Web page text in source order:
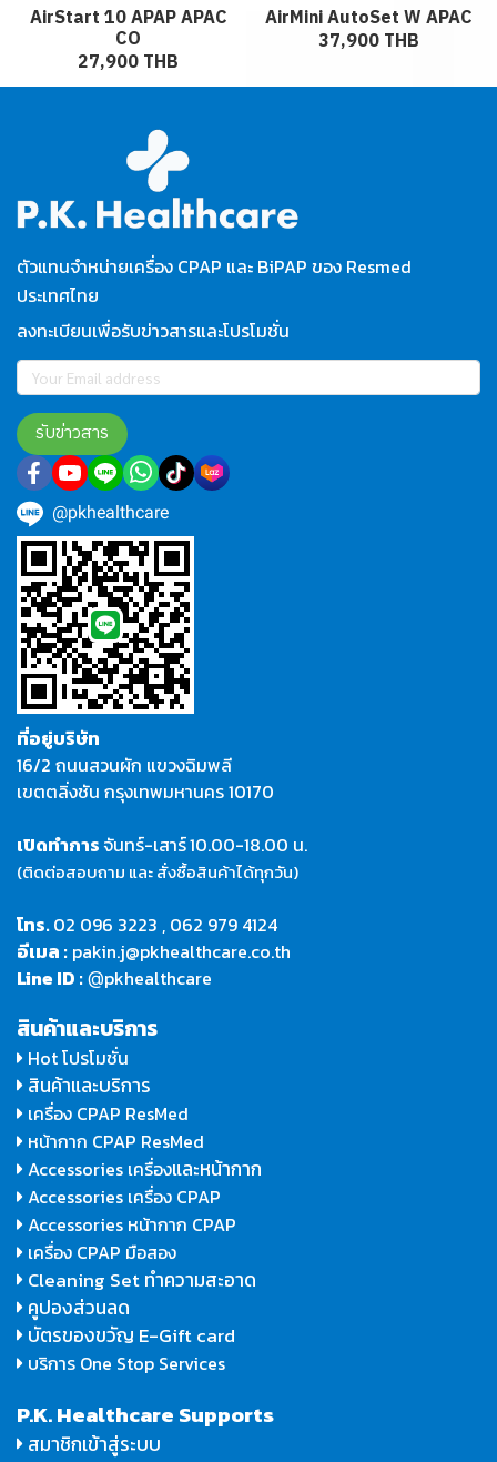
AirStart 10 APAP APAC
CO
27,900 THB
AirMini AutoSet W APAC
37,900 THB
ตัวแทนจำหน่ายเครื่อง CPAP และ BiPAP ของ Resmed
ประเทศไทย
ลงทะเบียนเพื่อรับข่าวสารและโปรโมชั่น
รับข่าวสาร
@pkhealthcare
ที่อยู่บริษัท
16/2 ถนนสวนผัก แขวงฉิมพลี
เขตตลิ่งชัน กรุงเทพมหานคร 10170
เปิดทำการจันทร์-เสาร์10.00-18.00 น.
(ติดต่อสอบถาม และ สั่งซื้อสินค้าได้ทุกวัน)
โทร.02 096 3223 , 062 979 4124
อีเมล : pakin.j@pkhealthcare.co.th
Line ID : @pkhealthcare
สินค้าและบริการ
Hot โปรโมชั่น
สินค้าและบริการ
เครื่อง CPAP ResMed
หน้ากาก CPAP ResMed
Accessories เครื่องและหน้ากาก
Accessories เครื่อง CPAP
Accessories หน้ากาก CPAP
เครื่อง CPAP มือสอง
Cleaning Set ทำความสะอาด
คูปองส่วนลด
บัตรของขวัญ E-Gift card
บริการ One Stop Services
P.K. Healthcare Supports
สมาชิกเข้าสู่ระบบ